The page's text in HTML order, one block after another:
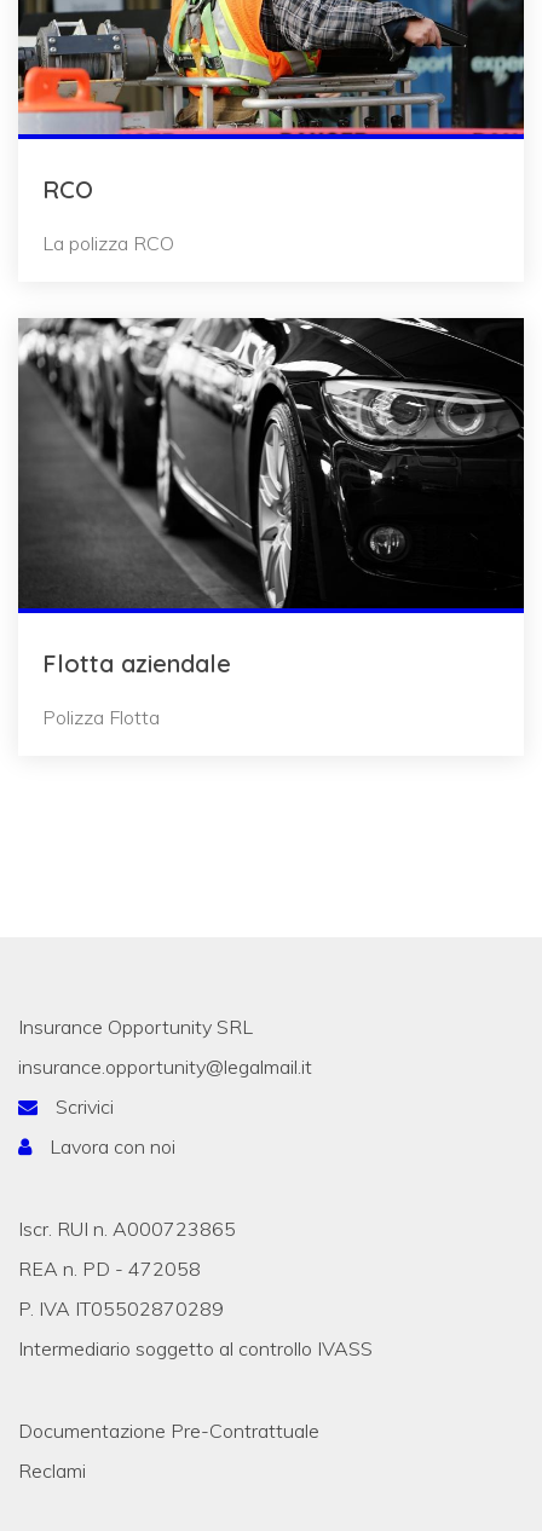
RCO
La polizza RCO
Flotta aziendale
Polizza Flotta
Insurance Opportunity SRL
insurance.opportunity@legalmail.it
Scrivici
Lavora con noi
Iscr. RUI n. A000723865
REA n. PD - 472058
P. IVA IT05502870289
Intermediario soggetto al controllo IVASS
Documentazione Pre-Contrattuale
Reclami